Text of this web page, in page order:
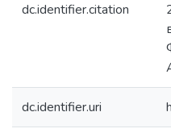
dc.identifier.citation
dc.identifier.uri